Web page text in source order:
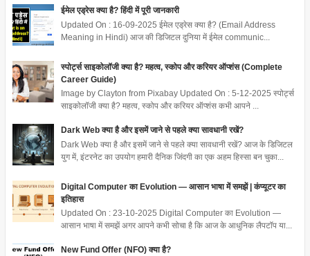
ईमेल एड्रेस क्या है? हिंदी में पूरी जानकारी
Updated On : 16-09-2025 ईमेल एड्रेस क्या है? (Email Address
Meaning in Hindi) आज की डिजिटल दुनिया में ईमेल communic...
स्पोर्ट्स साइकोलॉजी क्या है? महत्व, स्कोप और करियर ऑप्शंस (Complete
Career Guide)
Image by Clayton from Pixabay Updated On : 5-12-2025 स्पोर्ट्स
साइकोलॉजी क्या है? महत्व, स्कोप और करियर ऑप्शंस कभी आपने ...
Dark Web क्या है और इसमें जाने से पहले क्या सावधानी रखें?
Dark Web क्या है और इसमें जाने से पहले क्या सावधानी रखें? आज के डिजिटल
युग में, इंटरनेट का उपयोग हमारी दैनिक जिंदगी का एक अहम हिस्सा बन चुका...
Digital Computer का Evolution — आसान भाषा में समझें | कंप्यूटर का
इतिहास
Updated On : 23-10-2025 Digital Computer का Evolution —
आसान भाषा में समझें अगर आपने कभी सोचा है कि आज के आधुनिक लैपटॉप या...
New Fund Offer (NFO) क्या है?